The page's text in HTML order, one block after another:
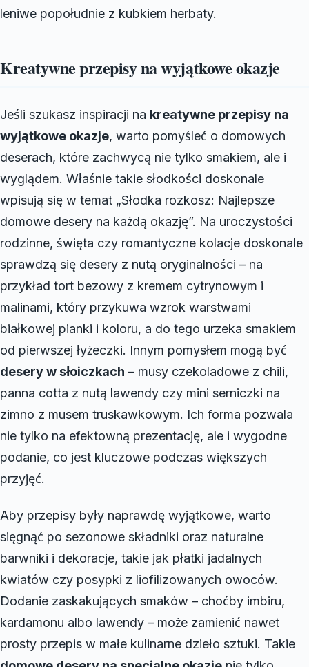
leniwe popołudnie z kubkiem herbaty.
Kreatywne przepisy na wyjątkowe okazje
Jeśli szukasz inspiracji na kreatywne przepisy na
wyjątkowe okazje, warto pomyśleć o domowych
deserach, które zachwycą nie tylko smakiem, ale i
wyglądem. Właśnie takie słodkości doskonale
wpisują się w temat „Słodka rozkosz: Najlepsze
domowe desery na każdą okazję”. Na uroczystości
rodzinne, święta czy romantyczne kolacje doskonale
sprawdzą się desery z nutą oryginalności – na
przykład tort bezowy z kremem cytrynowym i
malinami, który przykuwa wzrok warstwami
białkowej pianki i koloru, a do tego urzeka smakiem
od pierwszej łyżeczki. Innym pomysłem mogą być
desery w słoiczkach – musy czekoladowe z chili,
panna cotta z nutą lawendy czy mini serniczki na
zimno z musem truskawkowym. Ich forma pozwala
nie tylko na efektowną prezentację, ale i wygodne
podanie, co jest kluczowe podczas większych
przyjęć.
Aby przepisy były naprawdę wyjątkowe, warto
sięgnąć po sezonowe składniki oraz naturalne
barwniki i dekoracje, takie jak płatki jadalnych
kwiatów czy posypki z liofilizowanych owoców.
Dodanie zaskakujących smaków – choćby imbiru,
kardamonu albo lawendy – może zamienić nawet
prosty przepis w małe kulinarne dzieło sztuki. Takie